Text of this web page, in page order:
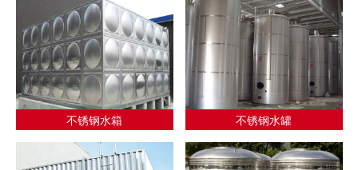
不锈钢水箱 不锈钢水罐